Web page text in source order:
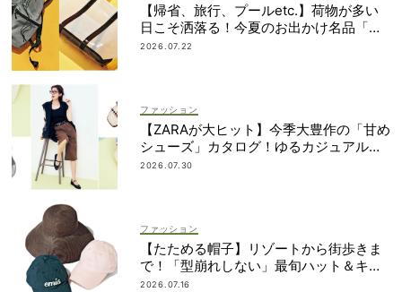
【帰省、旅行、プールetc.】荷物が多い
日こそ洒落る！今夏のお出かけ名品「ト
ート＆リュック」５選
2026.07.22
ファッション
【ZARAが大ヒット】今季大豊作の「甘め
シューズ」カタログ！ゆるカジュアルの
鮮度アップに◎
2026.07.30
ファッション
【たためる帽子】リゾートから街歩きま
で！「型崩れしない」最旬ハット＆キャ
ップ
2026.07.16